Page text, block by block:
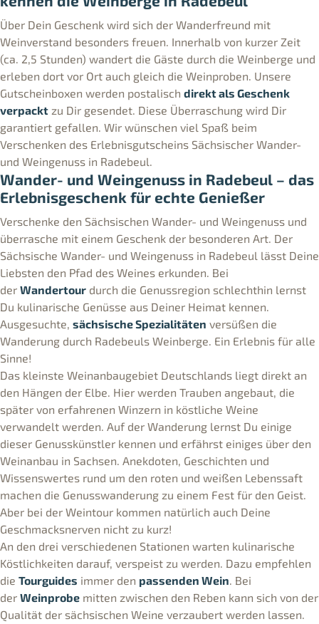
Über Dein Geschenk wird sich der Wanderfreund mit
Weinverstand besonders freuen. Innerhalb von kurzer Zeit
(ca. 2,5 Stunden) wandert die Gäste durch die Weinberge und
erleben dort vor Ort auch gleich die Weinproben. Unsere
Gutscheinboxen werden postalisch direkt als Geschenk
verpackt zu Dir gesendet. Diese Überraschung wird Dir
garantiert gefallen. Wir wünschen viel Spaß beim
Verschenken des Erlebnisgutscheins Sächsischer Wander-
und Weingenuss in Radebeul.
Wander- und Weingenuss in Radebeul – das
Erlebnisgeschenk für echte Genießer
Verschenke den Sächsischen Wander- und Weingenuss und
überrasche mit einem Geschenk der besonderen Art. Der
Sächsische Wander- und Weingenuss in Radebeul lässt Deine
Liebsten den Pfad des Weines erkunden. Bei
der Wandertour durch die Genussregion schlechthin lernst
Du kulinarische Genüsse aus Deiner Heimat kennen.
Ausgesuchte, sächsische Spezialitäten versüßen die
Wanderung durch Radebeuls Weinberge. Ein Erlebnis für alle
Sinne!
Das kleinste Weinanbaugebiet Deutschlands liegt direkt an
den Hängen der Elbe. Hier werden Trauben angebaut, die
später von erfahrenen Winzern in köstliche Weine
verwandelt werden. Auf der Wanderung lernst Du einige
dieser Genusskünstler kennen und erfährst einiges über den
Weinanbau in Sachsen. Anekdoten, Geschichten und
Wissenswertes rund um den roten und weißen Lebenssaft
machen die Genusswanderung zu einem Fest für den Geist.
Aber bei der Weintour kommen natürlich auch Deine
Geschmacksnerven nicht zu kurz!
An den drei verschiedenen Stationen warten kulinarische
Köstlichkeiten darauf, verspeist zu werden. Dazu empfehlen
die Tourguides immer den passenden Wein. Bei
der Weinprobe mitten zwischen den Reben kann sich von der
Qualität der sächsischen Weine verzaubert werden lassen.